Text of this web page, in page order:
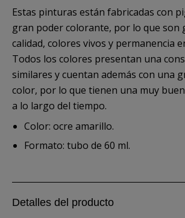
Estas pinturas están fabricadas con
gran poder colorante, por lo que son
calidad, colores vivos y permanencia
Todos los colores presentan una
similares y cuentan además con una
color, por lo que tienen una muy
a lo largo del tiempo.
Color: ocre amarillo.
Formato: tubo de 60 ml.
Detalles del producto